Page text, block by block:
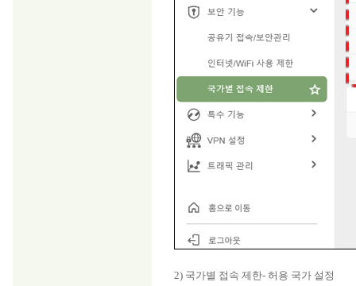
2) 국가별 접속 제한- 허용 국가 설정